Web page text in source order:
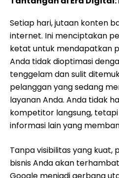
Setiap hari, jutaan konten
internet. Ini menciptakan
ketat untuk mendapatkan
Anda tidak dioptimasi
tenggelam dan sulit
pelanggan yang sedang
layanan Anda. Anda tidak
kompetitor langsung,
informasi lain yang
Tanpa visibilitas yang
bisnis Anda akan